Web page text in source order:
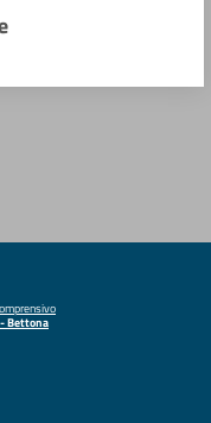
Bettona